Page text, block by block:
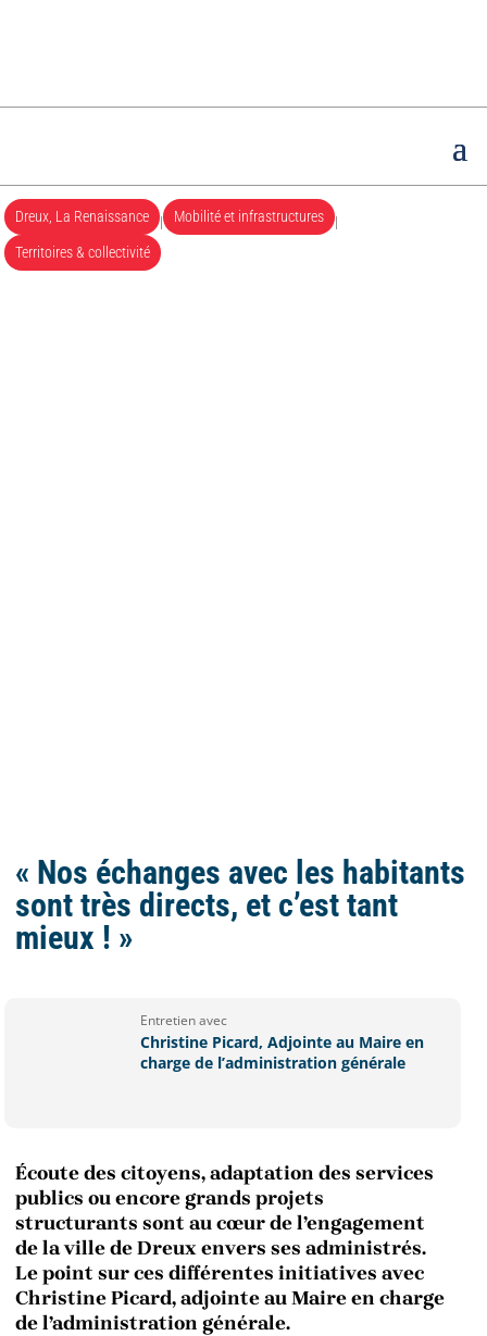
Dreux, La Renaissance | Mobilité et infrastructures
|
Territoires & collectivité
« Nos échanges avec les habitants
sont très directs, et c’est tant
mieux ! »
Entretien avec
Christine Picard, Adjointe au Maire en
charge de l’administration générale
Écoute des citoyens, adaptation des services
publics ou encore grands projets
structurants sont au cœur de l’engagement
de la ville de Dreux envers ses administrés.
Le point sur ces différentes initiatives avec
Christine Picard, adjointe au Maire en charge
de l’administration générale.